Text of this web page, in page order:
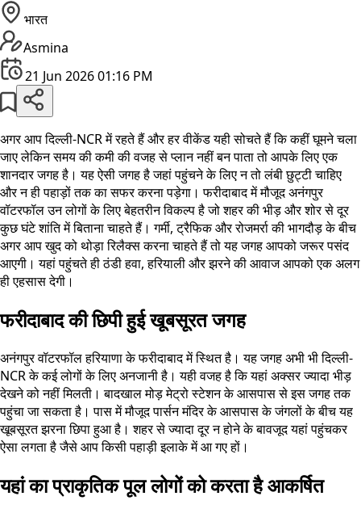
भारत
Asmina
21 Jun 2026 01:16 PM
अगर आप दिल्ली-NCR में रहते हैं और हर वीकेंड यही सोचते हैं कि कहीं घूमने चला
जाए लेकिन समय की कमी की वजह से प्लान नहीं बन पाता तो आपके लिए एक
शानदार जगह है। यह ऐसी जगह है जहां पहुंचने के लिए न तो लंबी छुट्टी चाहिए
और न ही पहाड़ों तक का सफर करना पड़ेगा। फरीदाबाद में मौजूद अनंगपुर
वॉटरफॉल उन लोगों के लिए बेहतरीन विकल्प है जो शहर की भीड़ और शोर से दूर
कुछ घंटे शांति में बिताना चाहते हैं। गर्मी, ट्रैफिक और रोजमर्रा की भागदौड़ के बीच
अगर आप खुद को थोड़ा रिलैक्स करना चाहते हैं तो यह जगह आपको जरूर पसंद
आएगी। यहां पहुंचते ही ठंडी हवा, हरियाली और झरने की आवाज आपको एक अलग
ही एहसास देगी।
फरीदाबाद की छिपी हुई खूबसूरत जगह
अनंगपुर वॉटरफॉल हरियाणा के फरीदाबाद में स्थित है। यह जगह अभी भी दिल्ली-
NCR के कई लोगों के लिए अनजानी है। यही वजह है कि यहां अक्सर ज्यादा भीड़
देखने को नहीं मिलती। बादखाल मोड़ मेट्रो स्टेशन के आसपास से इस जगह तक
पहुंचा जा सकता है। पास में मौजूद पार्सन मंदिर के आसपास के जंगलों के बीच यह
खूबसूरत झरना छिपा हुआ है। शहर से ज्यादा दूर न होने के बावजूद यहां पहुंचकर
ऐसा लगता है जैसे आप किसी पहाड़ी इलाके में आ गए हों।
यहां का प्राकृतिक पूल लोगों को करता है आकर्षित